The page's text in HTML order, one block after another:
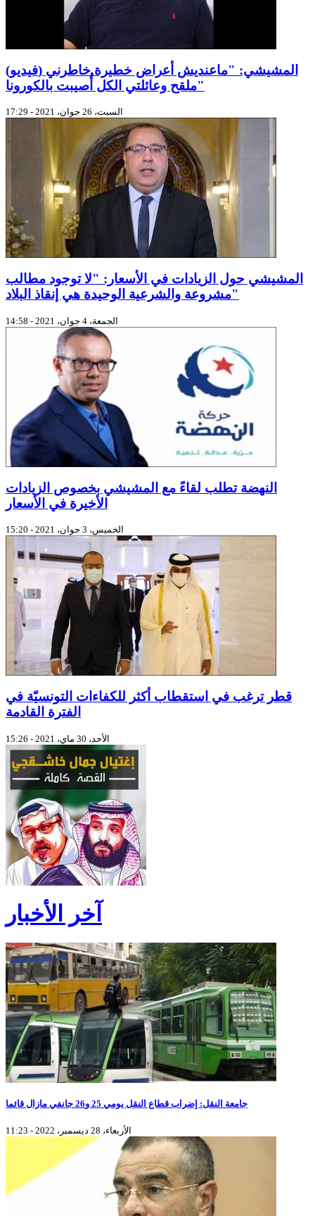
(فيديو) المشيشي: "ماعنديش أعراض خطيرة خاطرني
ملقح وعائلتي الكل أُصيبت بالكورونا"
السبت، 26 جوان، 2021 - 17:29
المشيشي حول الزيادات في الأسعار: "لا توجود مطالب
مشروعة والشرعية الوحيدة هي إنقاذ البلاد"
الجمعة، 4 جوان، 2021 - 14:58
النهضة تطلب لقاءً مع المشيشي بخصوص الزيادات
الأخيرة في الأسعار
الخميس، 3 جوان، 2021 - 15:20
قطر ترغب في استقطاب أكثر للكفاءات التونسيّة في
الفترة القادمة
الأحد، 30 ماي، 2021 - 15:26
آخر الأخبار
جامعة النقل: إضراب قطاع النقل يومي 25 و26 جانفي مازال قائما
الأربعاء، 28 ديسمبر، 2022 - 11:23